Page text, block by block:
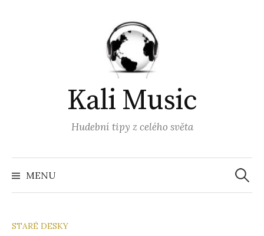
Kali Music
Hudební tipy z celého světa
MENU
STARÉ DESKY